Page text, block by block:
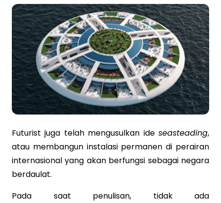
Futurist juga telah mengusulkan ide seasteading,
atau membangun instalasi permanen di perairan
internasional yang akan berfungsi sebagai negara
berdaulat.
Pada saat penulisan, tidak ada